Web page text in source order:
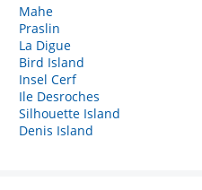
Mahe
Praslin
La Digue
Bird Island
Insel Cerf
Ile Desroches
Silhouette Island
Denis Island